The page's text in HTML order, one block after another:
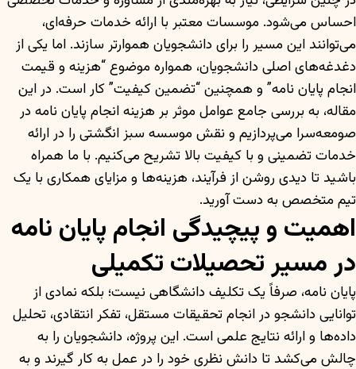
احساس می‌شود. موسسات معتبر با ارائه خدمات حرفه‌ای،
می‌توانند این مسیر را برای دانشجویان هموارتر سازند. اما یکی از
دغدغه‌های اصلی دانشجویان، همواره موضوع “هزینه و قیمت
انجام پایان نامه” و همچنین “تضمین کیفیت” کار است. در این
مقاله، به بررسی جامع عوامل موثر بر هزینه انجام پایان نامه در
صومعه‌سرا می‌پردازیم و نقش موسسه سبز انگشتی را در ارائه
خدمات تضمینی و با کیفیت بالا تشریح می‌کنیم. با ما همراه
باشید تا دیدی روشن از فرآیند، هزینه‌ها و مزایای همکاری با یک
تیم متخصص به دست آورید.
اهمیت و پیچیدگی انجام پایان نامه
در مسیر تحصیلات تکمیلی
پایان نامه، صرفاً یک تکلیف دانشگاهی نیست؛ بلکه نمادی از
توانایی دانشجو در انجام تحقیقات مستقل، تفکر انتقادی، تحلیل
داده‌ها و ارائه نتایج علمی است. این پروژه، دانشجویان را به
چالش می‌کشد تا دانش نظری خود را در عمل به کار گیرند و به